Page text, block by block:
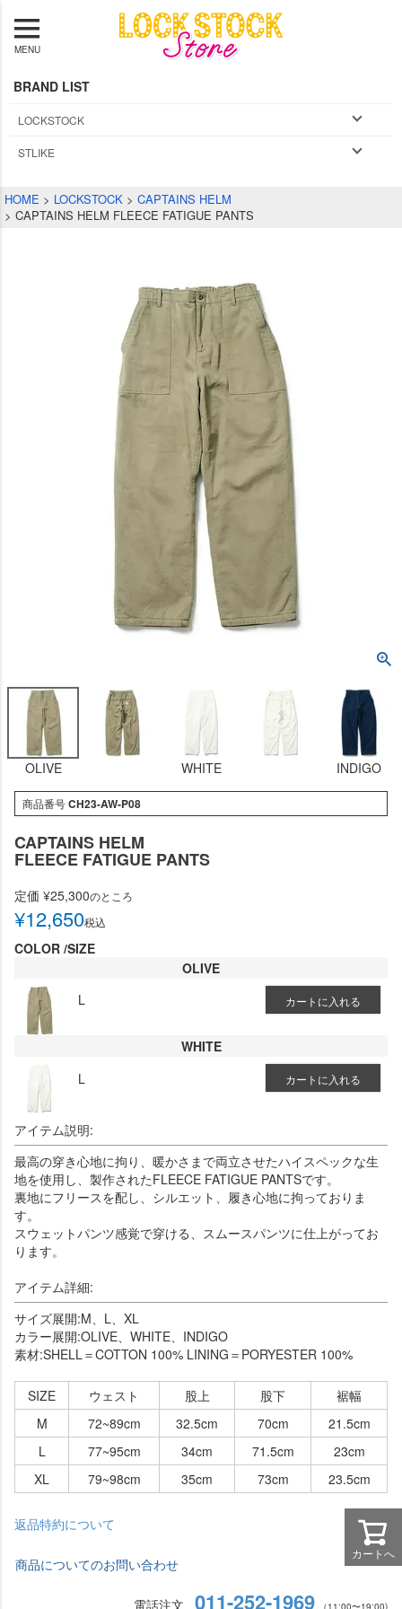
MENU
BRAND LIST
LOCKSTOCK
STLIKE
HOME LOCKSTOCK
CAPTAINS HELM
CAPTAINS HELM FLEECE FATIGUE PANTS
OLIVE WHITE INDIGO
商品番号CH23-AW-P08
CAPTAINS HELM
FLEECE FATIGUE PANTS
定価 ¥25,300のところ
¥12,650税込
COLOR SIZE
OLIVE
L
カートに入れる
WHITE
L
カートに入れる
アイテム説明:
最高の穿き心地に拘り、暖かさまで両立させたハイスペックな生
地を使用し、製作されたFLEECE FATIGUE PANTSです。
裏地にフリースを配し、シルエット、履き心地に拘っておりま
す。
スウェットパンツ感覚で穿ける、スムースパンツに仕上がってお
ります。
アイテム詳細:
サイズ展開:M、L、XL
カラー展開:OLIVE、WHITE、INDIGO
素材:SHELL＝COTTON 100% LINING＝PORYESTER 100%
SIZE ウェスト 股上 股下
裾幅
M
72~89cm 32.5cm 70cm
21.5cm
L
77~95cm 34cm 71.5cm
23cm
XL
79~98cm 35cm 73cm 23.5cm
返品特約について
商品についてのお問い合わせ
電話注文 011-252-1969
カートへ